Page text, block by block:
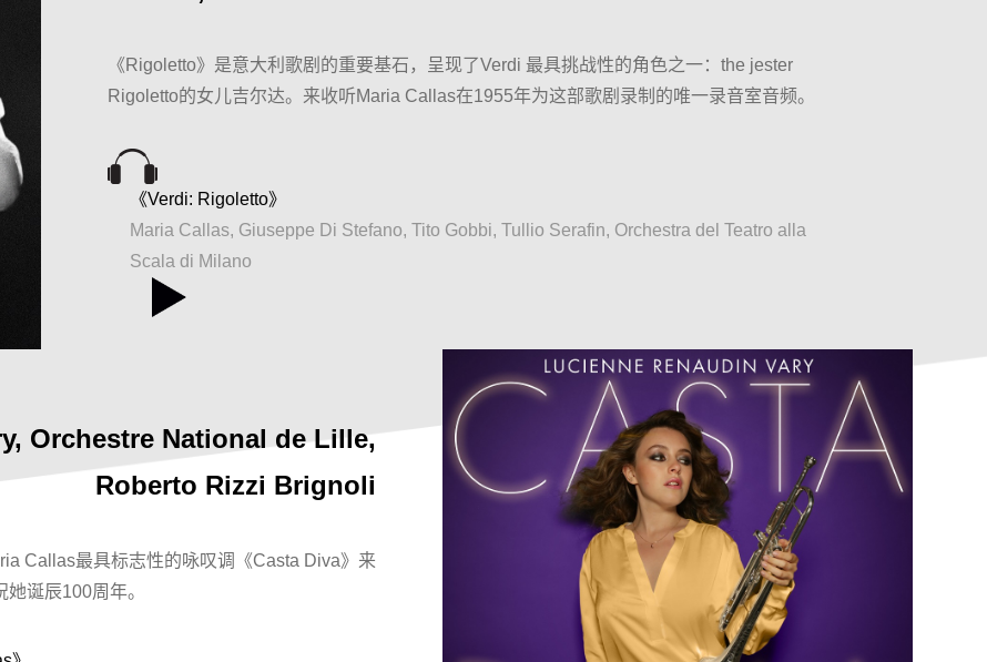
《Rigoletto》是意大利歌剧的重要基石，呈现了Verdi 最具挑战性的角色之一：the jester
Rigoletto的女儿吉尔达。来收听Maria Callas在1955年为这部歌剧录制的唯一录音室音频。
《Verdi: Rigoletto》
Maria Callas, Giuseppe Di Stefano, Tito Gobbi, Tullio Serafin, Orchestra del Teatro alla
Scala di Milano
Orchestre National de Lille,
Roberto Rizzi Brignoli
Callas最具标志性的咏叹调《Casta Diva》来
诞辰100周年。